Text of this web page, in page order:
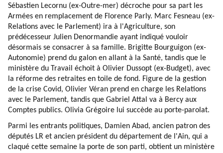
Sébastien Lecornu (ex-Outre-mer) décroche pour sa part les
Armées en remplacement de Florence Parly. Marc Fesneau (ex-
Relations avec le Parlement) ira à l'Agriculture, son
prédécesseur Julien Denormandie ayant indiqué vouloir
désormais se consacrer à sa famille. Brigitte Bourguigon (ex-
Autonomie) prend du galon en allant à la Santé, tandis que le
ministère du Travail échoit à Olivier Dussopt (ex-Budget), avec
la réforme des retraites en toile de fond. Figure de la gestion
de la crise Covid, Olivier Véran prend en charge les Relations
avec le Parlement, tandis que Gabriel Attal va à Bercy aux
Comptes publics. Olivia Grégoire lui succède au porte-parolat.
Parmi les entrants politiques, Damien Abad, ancien patron des
députés LR et ancien président du département de l'Ain, qui a
claqué cette semaine la porte de son parti, obtient un ministère